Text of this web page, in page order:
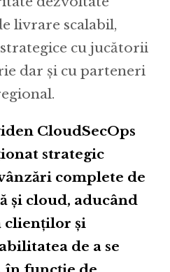
livrare scalabil,
cu jucătorii
dar și cu parteneri
CloudSecOps
strategic
complete de
și cloud, aducând
clienților și
de a se